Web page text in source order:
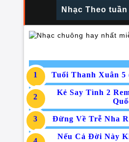
Nhạc Theo tuần
Tuổi Thanh Xuân
Kẻ Say Tình 2
Đừng Về Trễ Nha
Nếu Cả Đời Này